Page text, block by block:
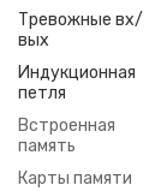
Тревожные вх/
вых
Индукционная
петля
Встроенная
память
Карты памяти